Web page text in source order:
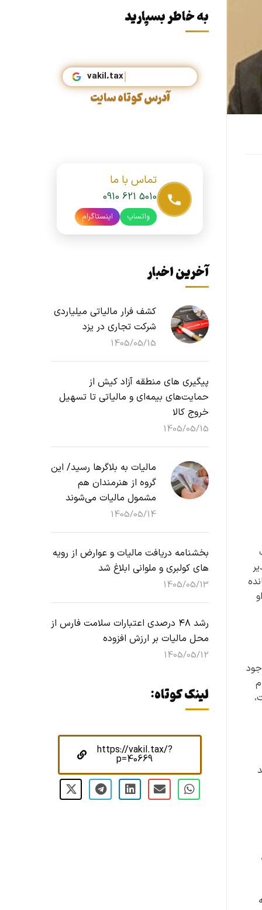
به خاطر بسپارید
vak
آدرس کوتاه سایت
تماس با ما
0910 621 5010
واتساپ اینستاگرام
آخرین اخبار
کشف فرار مالیاتی میلیاردی
شرکت تجاری در یزد
1405/05/15
پیگیری های منطقه آزاد کیش از
حمایت‌های بیمه‌ای و مالیاتی تا تسهیل
خروج کالا
1405/05/15
مالیات به بلاگرها رسید/ این
گروه از هنرمندان هم
مشمول مالیات می‌شوند
1405/05/14
بخشنامه دریافت مالیات و عوارض از رویه
های کولبری و ملوانی ابلاغ شد
1405/05/13
رشد ۴۸ درصدی اعتبارات سلامت فارس از
محل مالیات بر ارزش افزوده
1405/05/12
لینک کوتاه:
https://vakil.tax/?
p=40669